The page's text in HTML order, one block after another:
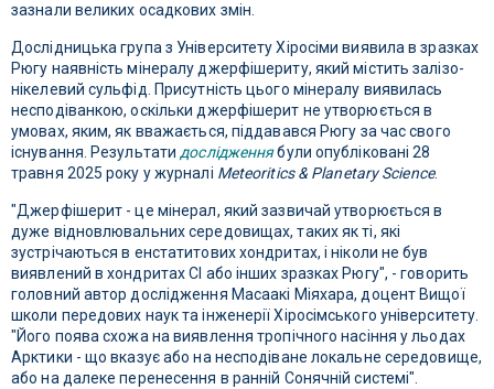
зазнали великих осадкових змін.
Дослідницька група з Університету Хіросіми виявила в зразках
Рюгу наявність мінералу джерфішериту, який містить залізо-
нікелевий сульфід. Присутність цього мінералу виявилась
несподіванкою, оскільки джерфішерит не утворюється в
умовах, яким, як вважається, піддавався Рюгу за час свого
існування. Результатидослідженнябули опубліковані 28
травня 2025 року у журналі Meteoritics & Planetary Science.
"Джерфішерит - це мінерал, який зазвичай утворюється в
дуже відновлювальних середовищах, таких як ті, які
зустрічаються в енстатитових хондритах, і ніколи не був
виявлений в хондритах CI або інших зразках Рюгу", - говорить
головний автор дослідження Масаакі Міяхара, доцент Вищої
школи передових наук та інженерії Хіросімського університету.
"Його поява схожа на виявлення тропічного насіння у льодах
Арктики - що вказує або на несподіване локальне середовище,
або на далеке перенесення в ранній Сонячній системі".